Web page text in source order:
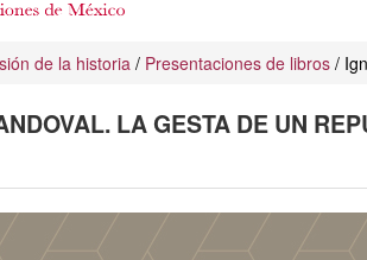
de la historia / Presentaciones de libros /
LA GESTA DE UN